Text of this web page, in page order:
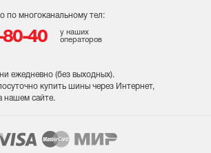
по многоканальному тел:
40
у наших
операторов
ежедневно (без выходных).
купить шины через Интернет,
нашем сайте.